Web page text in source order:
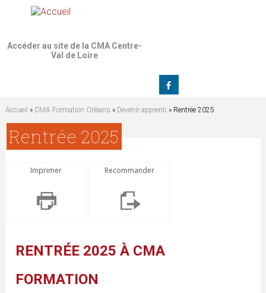
Accéder au site de la CMA Centre-
Val de Loire
V
o
Accueil » CMA Formation Orléans » Devenir apprenti » Rentrée 2025
Rentrée 2025
Imprimer Recommander
RENTRÉE 2025 À CMA
FORMATION